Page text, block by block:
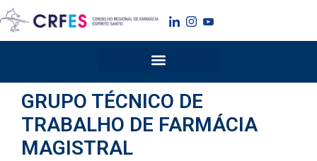
para
o
GRUPO TÉCNICO DE
TRABALHO DE FARMÁCIA
MAGISTRAL